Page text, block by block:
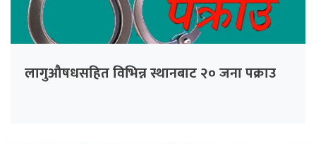
लागुऔषधसहित विभिन्न स्थानबाट २० जना पक्राउ